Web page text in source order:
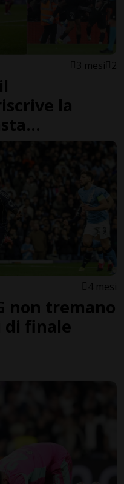
3 mesi 2
la
4 mesi
non tremano
di finale